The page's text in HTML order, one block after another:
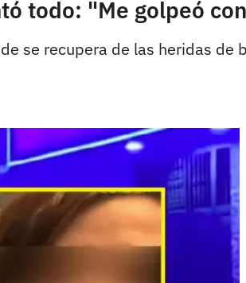
todo: "Me golpeó
se recupera de las heridas de